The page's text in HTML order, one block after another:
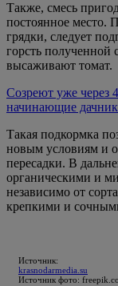
Также, смесь
постоянное место.
грядки, следует
горсть полученной
высаживают томат.
Созреют уже через
начинающие
Такая подкормка
новым условиям и
пересадки. В
органическими и
независимо от
крепкими и
Источник:
krasnodarmedia.su
Источник фото: